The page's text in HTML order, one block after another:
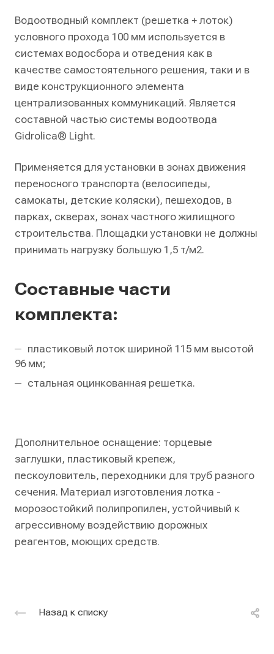
Водоотводный комплект (решетка + лоток)
условного прохода 100 мм используется в
системах водосбора и отведения как в
качестве самостоятельного решения, таки и в
виде конструкционного элемента
централизованных коммуникаций. Является
составной частью системы водоотвода
Gidrolica® Light.
Применяется для установки в зонах движения
переносного транспорта (велосипеды,
самокаты, детские коляски), пешеходов, в
парках, скверах, зонах частного жилищного
строительства. Площадки установки не должны
принимать нагрузку большую 1,5 т/м2.
Составные части
комплекта:
пластиковый лоток шириной 115 мм высотой
96 мм;
стальная оцинкованная решетка.
Дополнительное оснащение: торцевые
заглушки, пластиковый крепеж,
пескоуловитель, переходники для труб разного
сечения. Материал изготовления лотка -
морозостойкий полипропилен, устойчивый к
агрессивному воздействию дорожных
реагентов, моющих средств.
Назад к списку